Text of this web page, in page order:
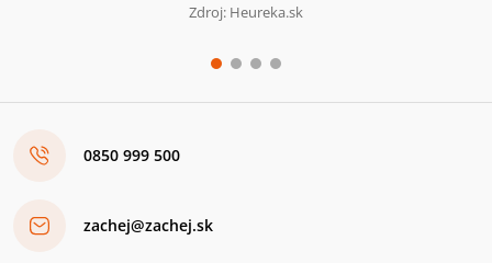
Zdroj: Heureka.sk
0850 999 500
zachej@zachej.sk